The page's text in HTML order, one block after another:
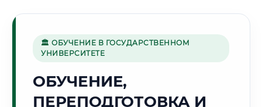
🌊
Г. ВОЛЖСКИЙ
🏛 ОБУЧЕНИЕ В ГОСУДАРСТВЕННОМ
УНИВЕРСИТЕТЕ
ОБУЧЕНИЕ,
ПЕРЕПОДГОТОВКА И